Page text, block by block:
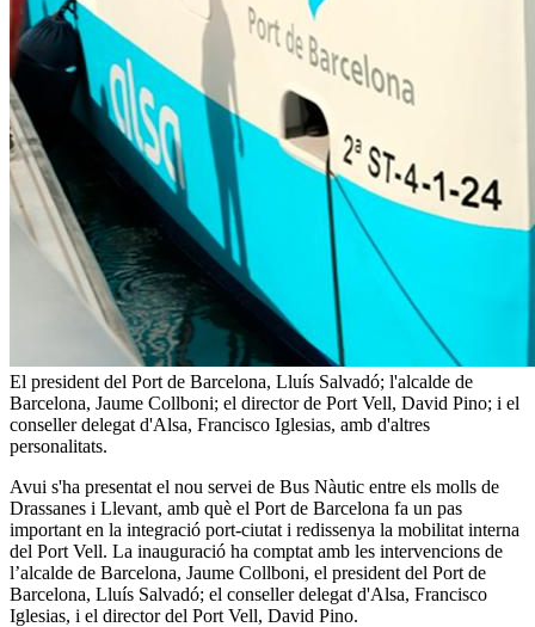
El president del Port de Barcelona, Lluís Salvadó; l'alcalde de
Barcelona, Jaume Collboni; el director de Port Vell, David Pino; i el
conseller delegat d'Alsa, Francisco Iglesias, amb d'altres
personalitats.
Avui s'ha presentat el nou servei de Bus Nàutic entre els molls de
Drassanes i Llevant, amb què el Port de Barcelona fa un pas
important en la integració port-ciutat i redissenya la mobilitat interna
del Port Vell. La inauguració ha comptat amb les intervencions de
l’alcalde de Barcelona, Jaume Collboni, el president del Port de
Barcelona, Lluís Salvadó; el conseller delegat d'Alsa, Francisco
Iglesias, i el director del Port Vell, David Pino.